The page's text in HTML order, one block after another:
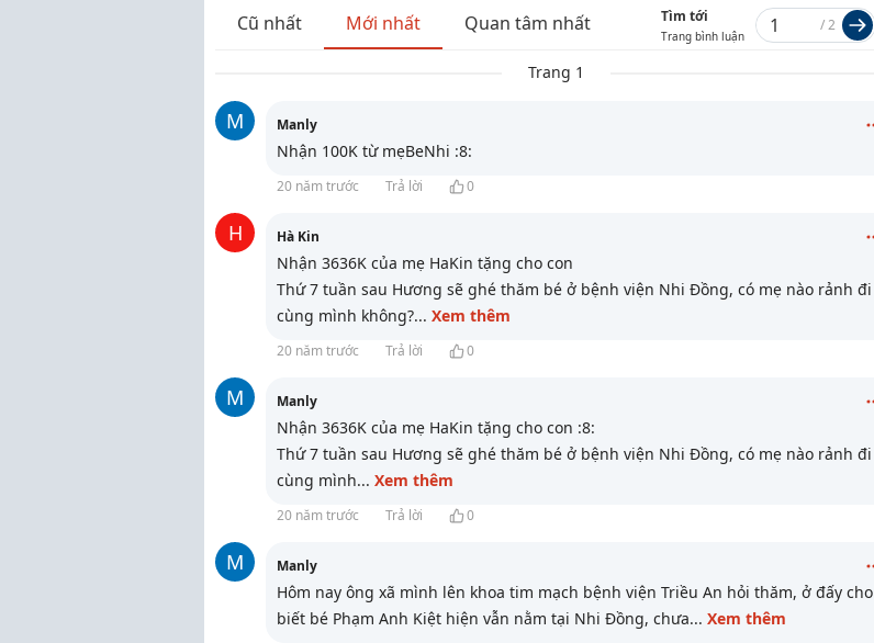
Cũ nhất Mới nhất Quan tâm nhất Tìm tới
Trang bình luận
/2
Trang 1
M Manly
Nhận 100K từ mẹBeNhi :8:
20 năm trước Trả lời 0
H Hà Kin
Nhận 3636K của mẹ HaKin tặng cho con
Thứ 7 tuần sau Hương sẽ ghé thăm bé ở bệnh viện Nhi Đồng, có mẹ nào rảnh đi
cùng mình không?... Xem thêm
20 năm trước Trả lời 0
M Manly
Nhận 3636K của mẹ HaKin tặng cho con :8:
Thứ 7 tuần sau Hương sẽ ghé thăm bé ở bệnh viện Nhi Đồng, có mẹ nào rảnh đi
cùng mình... Xem thêm
20 năm trước Trả lời 0
M Manly
Hôm nay ông xã mình lên khoa tim mạch bệnh viện Triều An hỏi thăm, ở đấy cho
biết bé Phạm Anh Kiệt hiện vẫn nằm tại Nhi Đồng, chưa... Xem thêm